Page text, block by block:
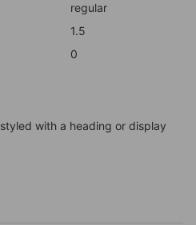
regular
1.5
0
with a heading or display